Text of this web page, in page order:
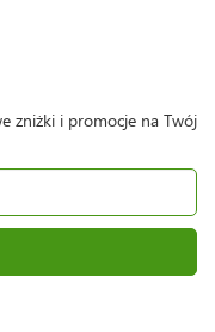
zniżki i promocje na Twój